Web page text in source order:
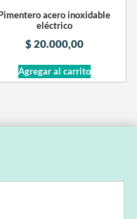
acero inoxidable
eléctrico
$20.000,00
Agregar al carrito